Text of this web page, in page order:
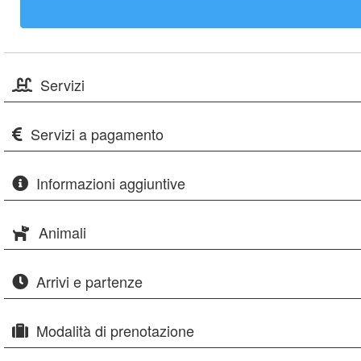
Servizi
Servizi a pagamento
Informazioni aggiuntive
Animali
Arrivi e partenze
Modalità di prenotazione